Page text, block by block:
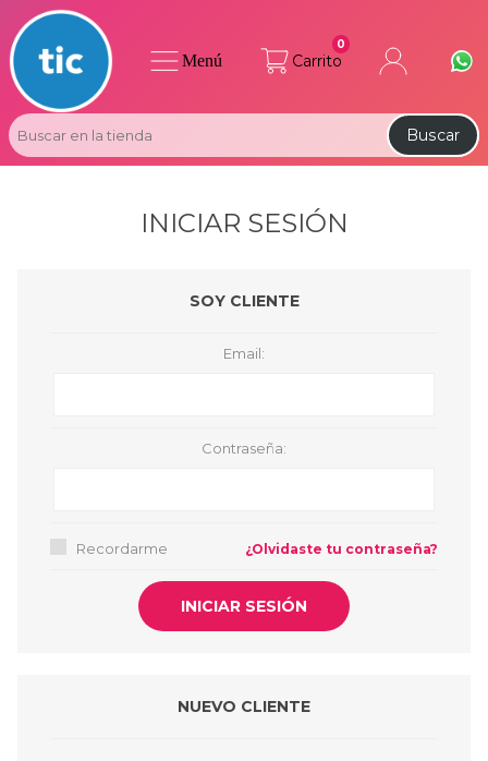
Carrito
0
Buscar
Menú
INICIAR SESIÓN
SOY CLIENTE
Email:
Contraseña:
Recordarme ¿Olvidaste tu contraseña?
NUEVO CLIENTE